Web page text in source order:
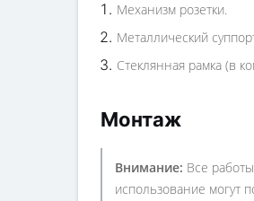
Механизм розетки.
Металлический
Стеклянная рамка (в
Монтаж
Внимание: Все
использование могут